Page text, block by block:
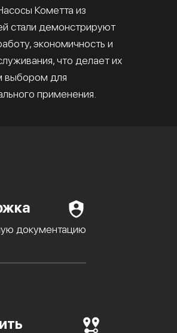
Кометта из
стали демонстрируют
экономичность и
что делает их
выбором для
применения.
документацию